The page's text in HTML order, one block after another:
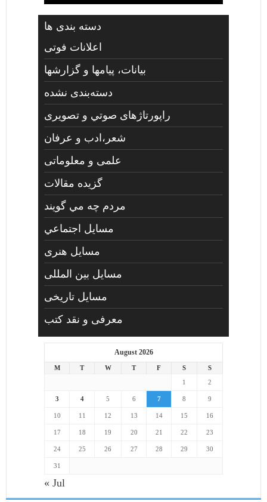
دسته بندی ها
اعلانات فوتی
بیانات، پیامها و گزارشها
دسته‌بندی نشده
راپورتاژهای صوتي و تصويری
شعر،ادب و عرفان
علمی و معلوماتی
گزیده مقالات
مردم چه مي گويند
مسايل اجتماعي
مسايل هنری
مسایل بین المللی
مسایل تاریخی
معرفی و نقد کتب
August 2026
M T W T F S
S
1
2
3 4 5 6 7 8 9
10 11 12 13 14 15 16
17 18 19 20 21 22 23
24 25 26 27 28 29 30
31
« Jul